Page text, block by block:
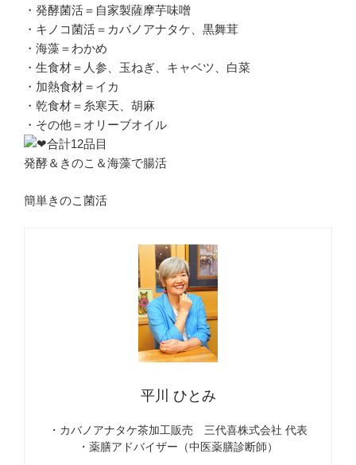
・発酵菌活＝自家製薩摩芋味噌
・キノコ菌活＝カバノアナタケ、黒舞茸
・海藻＝わかめ
・生食材＝人参、玉ねぎ、キャベツ、白菜
・加熱食材＝イカ
・乾食材＝糸寒天、胡麻
・その他＝オリーブオイル
合計12品目
発酵＆きのこ＆海藻で腸活
簡単きのこ菌活
平川 ひとみ
・カバノアナタケ茶加工販売 三代喜株式会社 代表
・薬膳アドバイザー（中医薬膳診断師）